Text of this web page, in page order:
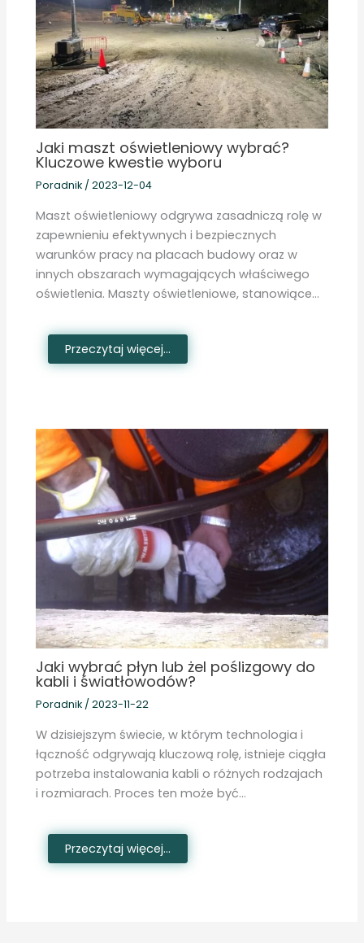
Jaki maszt oświetleniowy wybrać?
Kluczowe kwestie wyboru
Poradnik /2023-12-04
Maszt oświetleniowy odgrywa zasadniczą rolę w
zapewnieniu efektywnych i bezpiecznych
warunków pracy na placach budowy oraz w
innych obszarach wymagających właściwego
oświetlenia. Maszty oświetleniowe, stanowiące…
Przeczytaj więcej...
Jaki wybrać płyn lub żel poślizgowy do
kabli i światłowodów?
Poradnik /2023-11-22
W dzisiejszym świecie, w którym technologia i
łączność odgrywają kluczową rolę, istnieje ciągła
potrzeba instalowania kabli o różnych rodzajach
i rozmiarach. Proces ten może być…
Przeczytaj więcej...